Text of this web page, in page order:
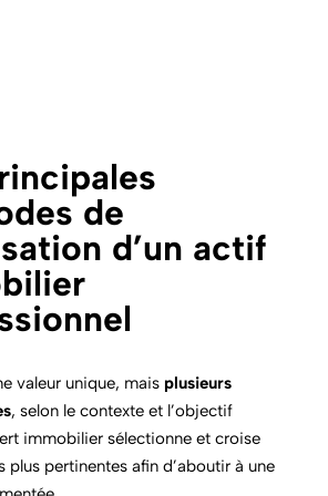
de
d’un actif
valeur unique, mais plusieurs
, selon le contexte et l’objectif
immobilier sélectionne et croise
plus pertinentes afin d’aboutir à une